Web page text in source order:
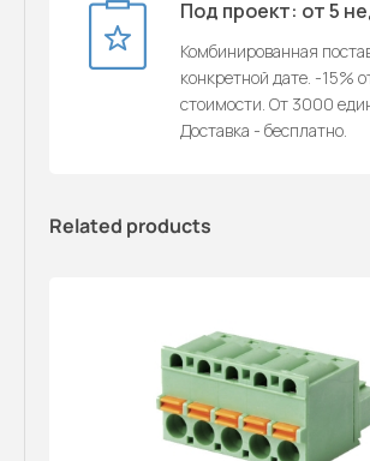
Под проект: от 5
Комбинированная
конкретной дате. -15%
стоимости. От 3000
Доставка - бесплатно.
Related products